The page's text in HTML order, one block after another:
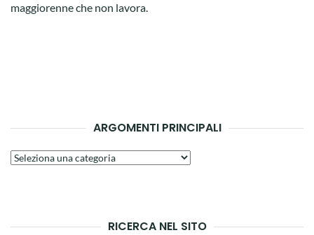
maggiorenne che non lavora.
ARGOMENTI PRINCIPALI
Argomenti
RICERCA NEL SITO